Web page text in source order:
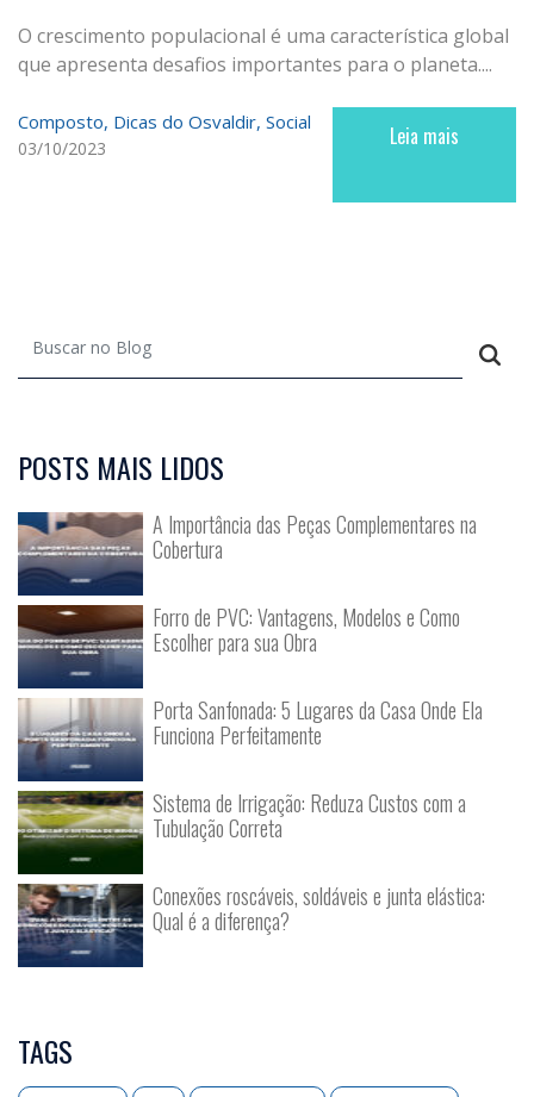
O crescimento populacional é uma característica global
que apresenta desafios importantes para o planeta....
Composto Dicas do Osvaldir Social
03/10/2023 Leia mais
POSTS MAIS LIDOS
A Importância das Peças Complementares na
Cobertura
Forro de PVC: Vantagens, Modelos e Como
Escolher para sua Obra
Porta Sanfonada: 5 Lugares da Casa Onde Ela
Funciona Perfeitamente
Sistema de Irrigação: Reduza Custos com a
Tubulação Correta
Conexões roscáveis, soldáveis e junta elástica:
Qual é a diferença?
TAGS